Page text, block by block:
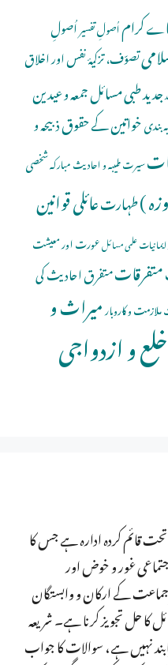
کراماُصولِ تفسیراُصولِ
تصوّف، تزکیۂ نفس اور اخلاق
جدید طبی مسائلجمعہ و عیدین
بندیخواتین کے حقوقذبیحہ و
سیرت طیبہ و احادیث مبارکہشخصی
)طہارتعائلی قوانین
علمی مسائلعورت اور معیشت
متفرقاتمتفرق احادیث کی
ملازمت و کاروبارمیراث و
و ازدواجی
قائم کردہ ادارہ ہے جس کا
غور و خوض اور
جماعت کے ارکان و وابستگان
کا حل تجویز کرنا ہے۔ شریعہ
نہیں ہے، سوالات کا جواب